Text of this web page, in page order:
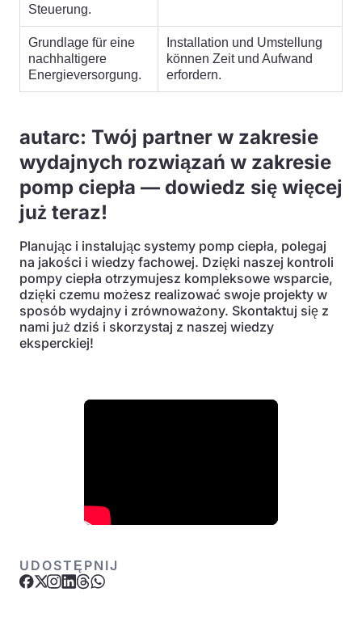
Steuerung.
Grundlage für eine
nachhaltigere
Energieversorgung.
Installation und Umstellung
können Zeit und Aufwand
erfordern.
autarc: Twój partner w zakresie
wydajnych rozwiązań w zakresie
pomp ciepła — dowiedz się więcej
już teraz!
Planując i instalując systemy pomp ciepła, polegaj
na jakości i wiedzy fachowej. Dzięki naszej kontroli
pompy ciepła otrzymujesz kompleksowe wsparcie,
dzięki czemu możesz realizować swoje projekty w
sposób wydajny i zrównoważony. Skontaktuj się z
nami już dziś i skorzystaj z naszej wiedzy
eksperckiej!
UDOSTĘPNIJ